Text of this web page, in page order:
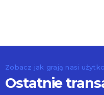
Zobacz jak grają nasi
Ostatnie